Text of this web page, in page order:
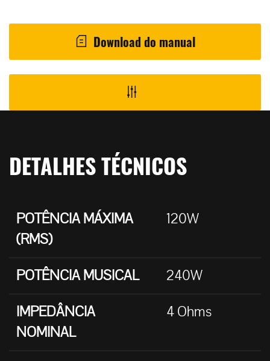
Download do manual
DETALHES TÉCNICOS
POTÊNCIA MÁXIMA
(RMS)
120W
POTÊNCIA MUSICAL
240W
IMPEDÂNCIA
NOMINAL
4 Ohms